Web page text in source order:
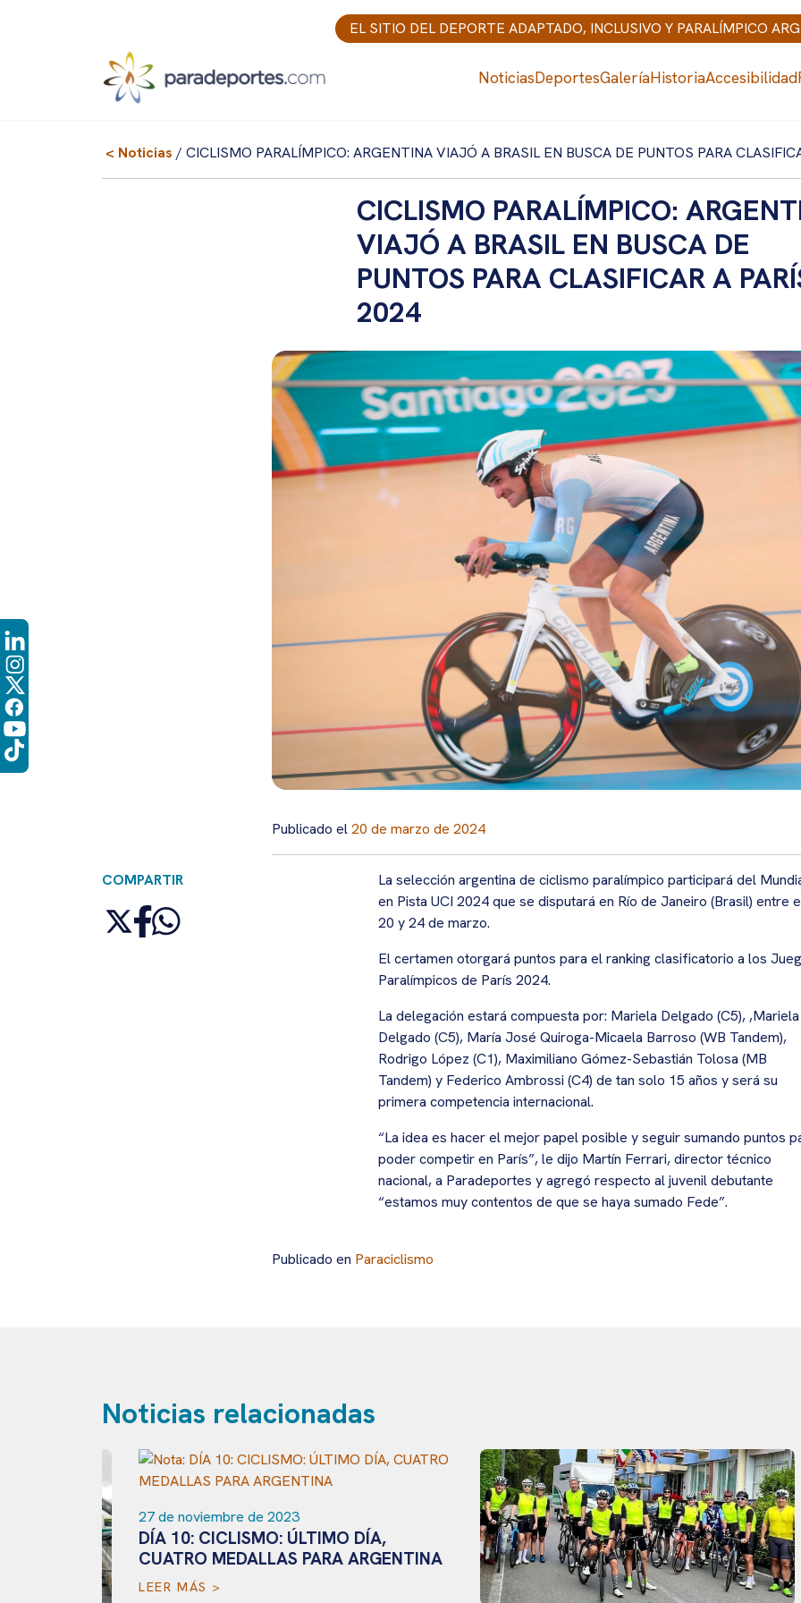
EL SITIO DEL DEPORTE ADAPTADO, INCLUSIVO Y PARALÍMPICO
NoticiasDeportesGaleríaHistoriaAccesibilidad
< Noticias / CICLISMO PARALÍMPICO: ARGENTINA VIAJÓ A BRASIL EN BUSCA DE PUNTOS PARA
CICLISMO PARALÍMPICO:
VIAJÓ A BRASIL EN BUSCA DE
PUNTOS PARA CLASIFICAR A
2024
Publicado el20 de marzo de 2024
COMPARTIR
La selección argentina de ciclismo paralímpico participará del
en Pista UCI 2024 que se disputará en Río de Janeiro (Brasil) entre
20 y 24 de marzo.
El certamen otorgará puntos para el ranking clasificatorio a los
Paralímpicos de París 2024.
La delegación estará compuesta por: Mariela Delgado (C5), ,Mariela
Delgado (C5), María José Quiroga-Micaela Barroso (WB Tandem),
Rodrigo López (C1), Maximiliano Gómez-Sebastián Tolosa (MB
Tandem) y Federico Ambrossi (C4) de tan solo 15 años y será su
primera competencia internacional.
“La idea es hacer el mejor papel posible y seguir sumando puntos
poder competir en París”, le dijo Martín Ferrari, director técnico
nacional, a Paradeportes y agregó respecto al juvenil debutante
“estamos muy contentos de que se haya sumado Fede”.
Publicado en Paraciclismo
Noticias relacionadas
27 de noviembre de 2023
DÍA 10: CICLISMO: ÚLTIMO DÍA,
CUATRO MEDALLAS PARA ARGENTINA
LEER MÁS >